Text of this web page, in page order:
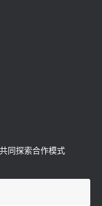
同探索合作模式